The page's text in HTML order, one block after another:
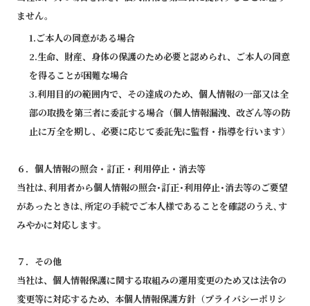
ません。
1.ご本人の同意がある場合
2.生命、財産、身体の保護のため必要と認められ、ご本人の同意
を得ることが困難な場合
3.利用目的の範囲内で、その達成のため、個人情報の一部又は全
部の取扱を第三者に委託する場合（個人情報漏洩、改ざん等の防
止に万全を期し、必要に応じて委託先に監督・指導を行います）
６．個人情報の照会・訂正・利用停止・消去等
当社は､利用者から個人情報の照会･訂正･利用停止･消去等のご要望
があったときは､所定の手続でご本人様であることを確認のうえ､す
みやかに対応します｡
７．その他
当社は、個人情報保護に関する取組みの運用変更のため又は法令の
変更等に対応するため、本個人情報保護方針（プライバシーポリシ